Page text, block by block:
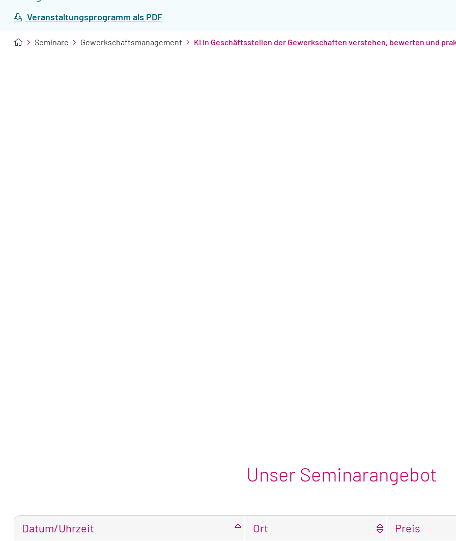
Veranstaltungsprogramm als PDF
Seminare Gewerkschaftsmanagement KI in Geschäftsstellen der Gewerkschaften verstehen, bewerten und
Unser Seminarangebot
Datum/Uhrzeit Ort Preis